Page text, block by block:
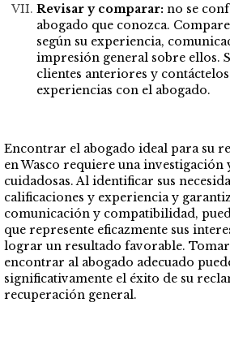
Revisar y comparar: no se
abogado que conozca.
según su experiencia,
impresión general sobre ellos.
clientes anteriores y
experiencias con el abogado.
Encontrar el abogado ideal para su
en Wasco requiere una
cuidadosas. Al identificar sus
calificaciones y experiencia y
comunicación y compatibilidad,
que represente eficazmente sus
lograr un resultado favorable.
encontrar al abogado adecuado
significativamente el éxito de su
recuperación general.